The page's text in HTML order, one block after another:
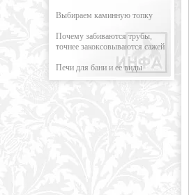
Выбираем каминную топку
Почему забиваются трубы,
точнее закоксовываются сажей
Печи для бани и ее виды